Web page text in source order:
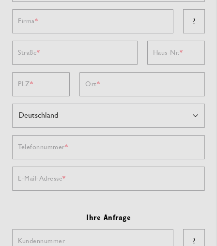
Firma ?
Straße Haus-Nr.
PLZ Ort
Telefonnummer
E-Mail-Adresse
Ihre Anfrage
Kundennummer ?